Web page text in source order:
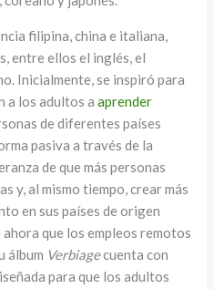
filipina, china e italiana,
entre ellos el inglés, el
Inicialmente, se inspiró para
a los adultos aaprender
de diferentes países
pasiva a través de la
de que más personas
y, al mismo tiempo, crear más
en sus países de origen
que los empleos remotos
álbum Verbiagecuenta con
para que los adultos